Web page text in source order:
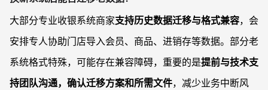
大部分专业收银系统商家支持历史数据迁移与格式兼容，会
安排专人协助门店导入会员、商品、进销存等数据。部分老
系统格式特殊，可能存在兼容障碍，重要的是提前与技术支
持团队沟通，确认迁移方案和所需文件，减少业务中断风